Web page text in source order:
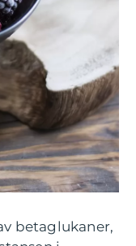
betaglukaner,